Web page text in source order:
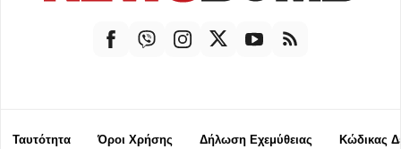
Ταυτότητα Όροι Χρήσης Δήλωση Εχεμύθειας Κώδικας